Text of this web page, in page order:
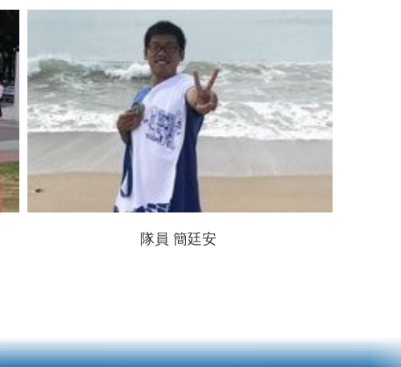
隊員 簡廷安